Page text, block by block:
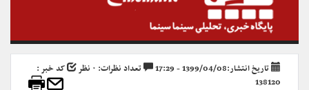
تاریخ انتشار:1399/04/08 - 17:29 تعداد نظرات: ۰ نظر
کد خبر :
138120